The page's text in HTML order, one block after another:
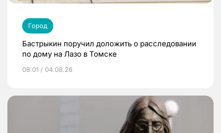
Город
Бастрыкин поручил доложить о расследовании
по дому на Лазо в Томске
08:01 / 04.08.26